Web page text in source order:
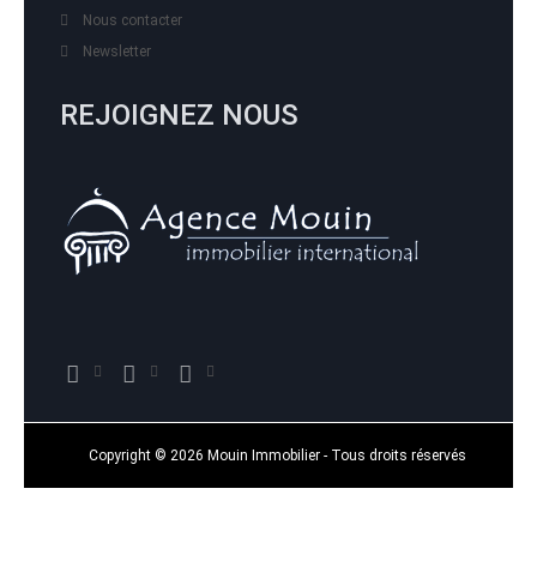
Nous contacter
Newsletter
REJOIGNEZ NOUS
Copyright © 2026 Mouin Immobilier - Tous droits réservés